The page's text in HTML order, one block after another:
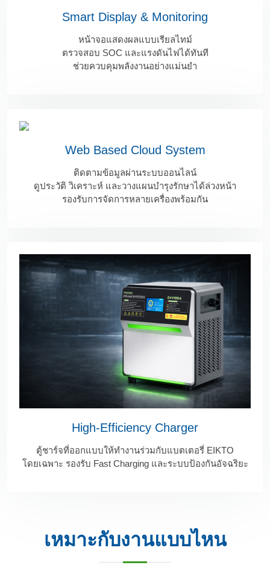
Smart Display & Monitoring
หน้าจอแสดงผลแบบเรียลไทม์
ตรวจสอบ SOC และแรงดันไฟได้ทันที
ช่วยควบคุมพลังงานอย่างแม่นยำ
Web Based Cloud System
ติดตามข้อมูลผ่านระบบออนไลน์
ดูประวัติ วิเคราะห์ และวางแผนบำรุงรักษาได้ล่วงหน้า
รองรับการจัดการหลายเครื่องพร้อมกัน
High-Efficiency Charger
ตู้ชาร์จที่ออกแบบให้ทำงานร่วมกับแบตเตอรี่ EIKTO
โดยเฉพาะ รองรับ Fast Charging และระบบป้องกันอัจฉริยะ
เหมาะกับงานแบบไหน